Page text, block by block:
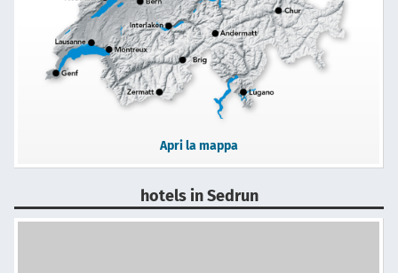
Apri la mappa
hotels in Sedrun